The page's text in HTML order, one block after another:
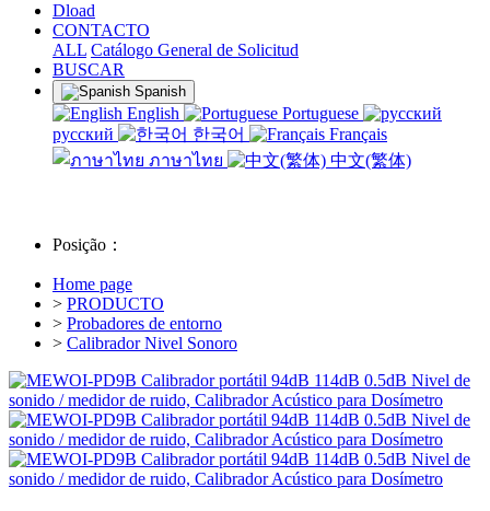
Dload
CONTACTO
ALL Catálogo General de Solicitud
BUSCAR
Spanish
English
Portuguese
русский
한국어
Français
ภาษาไทย
中文(繁体)
Posição：
Home page
> PRODUCTO
> Probadores de entorno
> Calibrador Nivel Sonoro